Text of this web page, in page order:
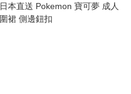
日本直送 Pokemon 寶可夢 成人
圍裙 側邊鈕扣